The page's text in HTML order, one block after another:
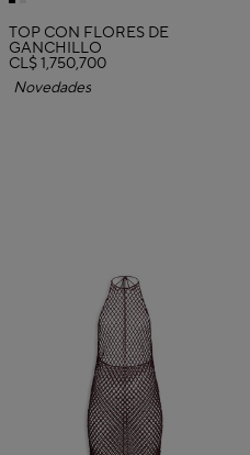
TOP CON FLORES DE
GANCHILLO
CL$ 1,750,700
Novedades